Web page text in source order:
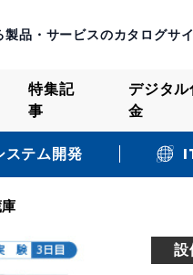
品・サービスのカタログサ
特集記
事
デジタ
金
ステム開発
設